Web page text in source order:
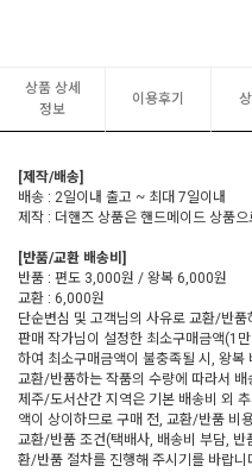
상품 상세
정보
이용후기
[제작/배송]
배송 : 2일이내 출고 ~ 최대 7일이내
제작 : 더핸즈 상품은 핸드메이드 상품
[반품/교환 배송비]
반품 : 편도 3,000원 / 왕복 6,000원
교환 : 6,000원
단순변심 및 고객님의 사유로 교환/반
판매 작가님이 설정한 최소구매금액(1
하여 최소구매금액이 불충족될 시, 왕복
교환/반품하는 작품의 수량에 따라서
제주/도서산간 지역은 기본 배송비 외
액이 상이하므로 구매 전, 교환/반품 비
교환/반품 조건(택배사, 배송비 부담,
환/반품 절차를 진행해 주시기를 바랍니